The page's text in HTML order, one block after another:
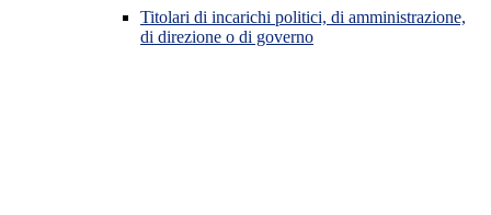
Titolari di incarichi politici, di amministrazione,
di direzione o di governo